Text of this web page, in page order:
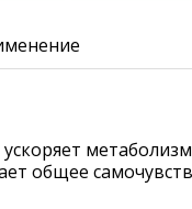
общее